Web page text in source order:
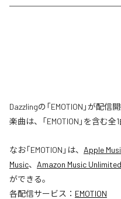
Dazzlingの「EMOTION」が配
楽曲は、「EMOTION」を含む全
なお「EMOTION 」は、 Apple
Music、 Amazon Music Unlimited
ができる。
各配信サービス： EMOTION